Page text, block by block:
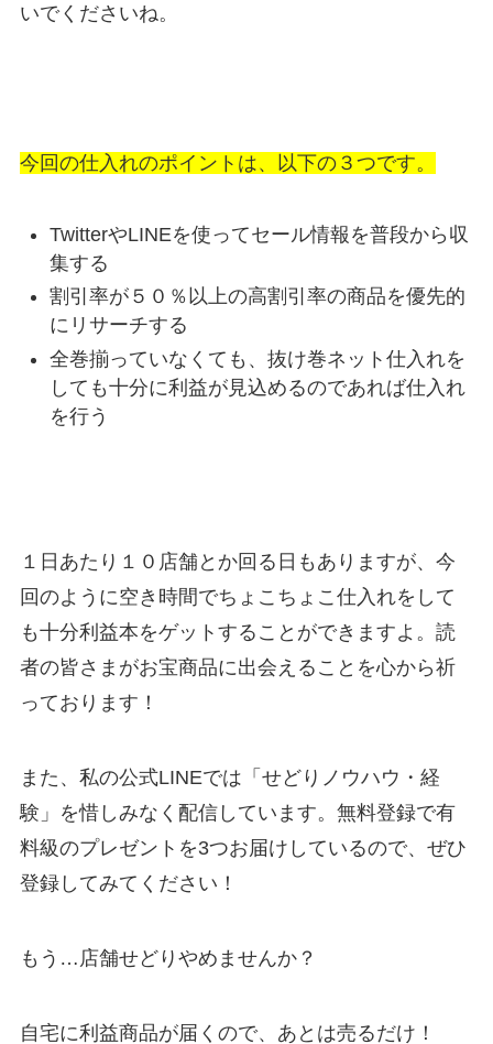
いでくださいね。
今回の仕入れのポイントは、以下の３つです。
TwitterやLINEを使ってセール情報を普段から収
集する
割引率が５０％以上の高割引率の商品を優先的
にリサーチする
全巻揃っていなくても、抜け巻ネット仕入れを
しても十分に利益が見込めるのであれば仕入れ
を行う
１日あたり１０店舗とか回る日もありますが、今
回のように空き時間でちょこちょこ仕入れをして
も十分利益本をゲットすることができますよ。読
者の皆さまがお宝商品に出会えることを心から祈
っております！
また、私の公式LINEでは「せどりノウハウ・経
験」を惜しみなく配信しています。無料登録で有
料級のプレゼントを3つお届けしているので、ぜひ
登録してみてください！
もう…店舗せどりやめませんか？
自宅に利益商品が届くので、あとは売るだけ！